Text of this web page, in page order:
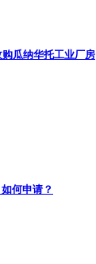
瓜纳华托工业厂房
何申请？